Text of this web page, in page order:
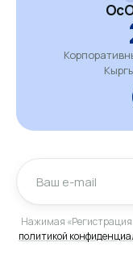
Нажимая
политикой